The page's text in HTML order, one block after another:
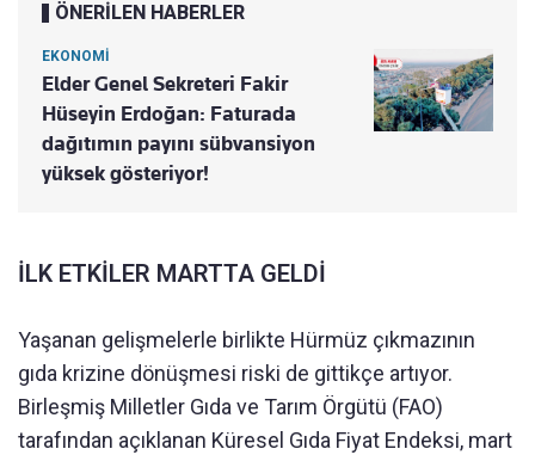
ÖNERİLEN HABERLER
EKONOMİ
Elder Genel Sekreteri Fakir
Hüseyin Erdoğan: Faturada
dağıtımın payını sübvansiyon
yüksek gösteriyor!
İLK ETKİLER MARTTA GELDİ
Yaşanan gelişmelerle birlikte Hürmüz çıkmazının
gıda krizine dönüşmesi riski de gittikçe artıyor.
Birleşmiş Milletler Gıda ve Tarım Örgütü (FAO)
tarafından açıklanan Küresel Gıda Fiyat Endeksi, mart